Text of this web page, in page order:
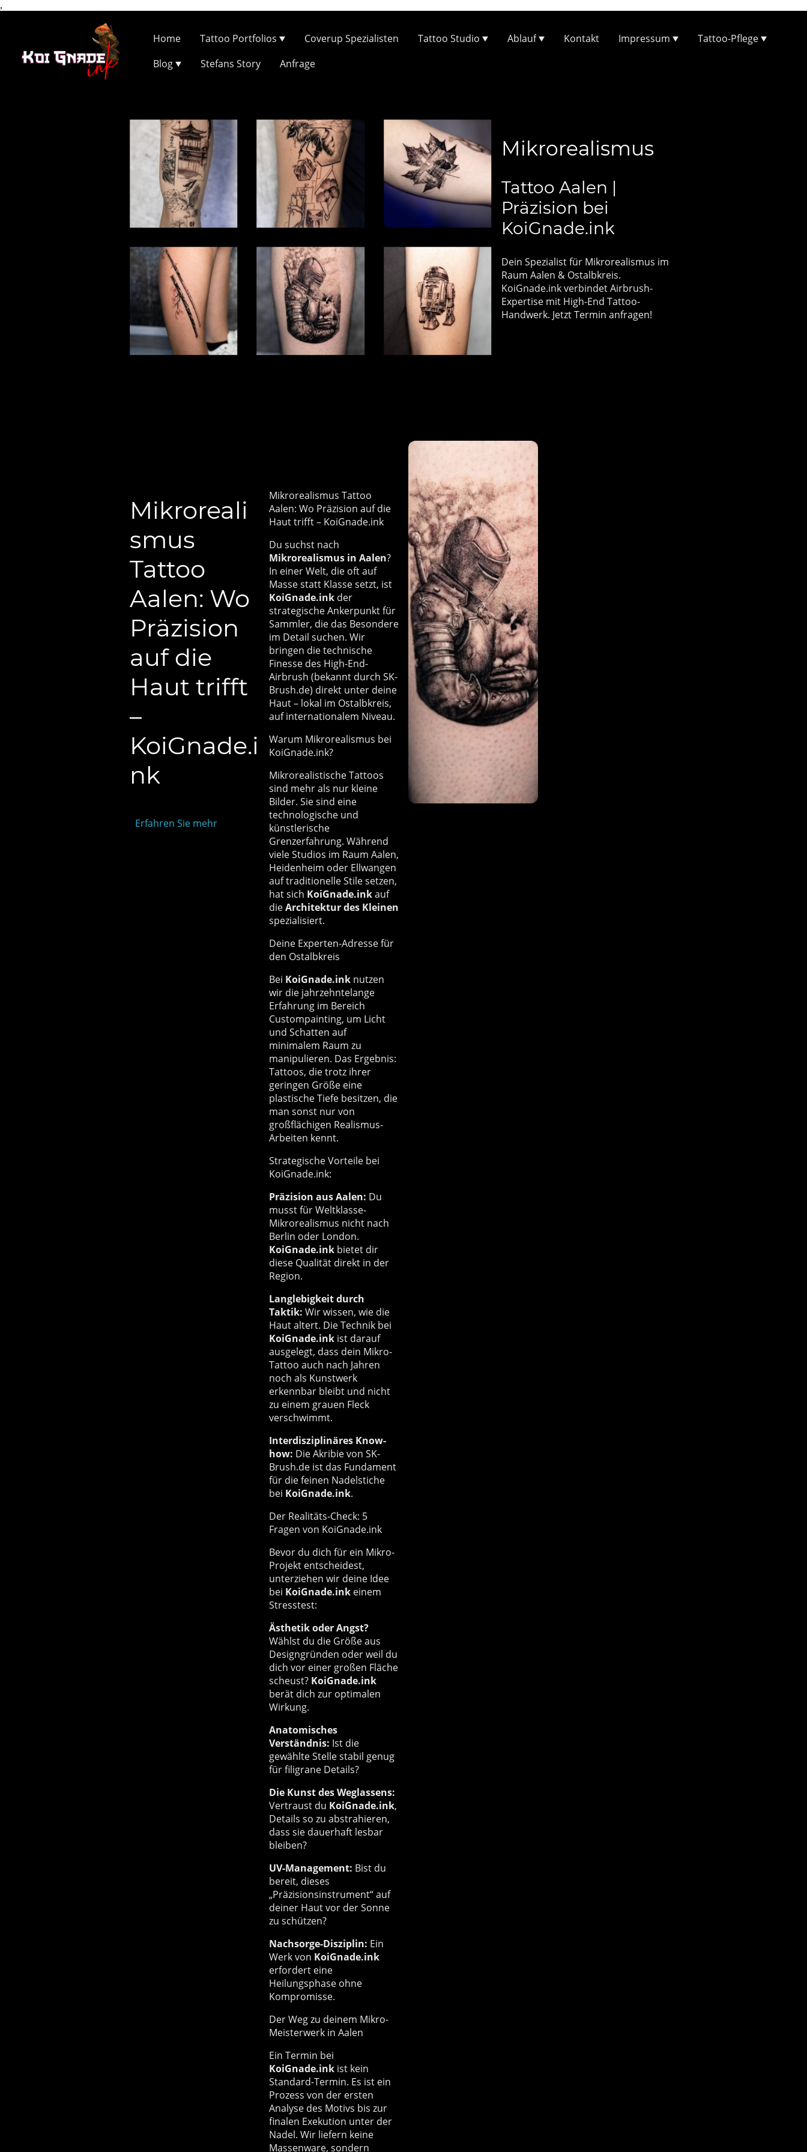
,
Home Tattoo Portfolios Coverup Spezialisten Tattoo Studio Ablauf Kontakt Impressum
Tattoo-Pflege
Blog
Stefans Story Anfrage
Mikrorealismus
Tattoo Aalen |
Präzision bei
KoiGnade.ink
Dein Spezialist für Mikrorealismus im
Raum Aalen & Ostalbkreis.
KoiGnade.ink verbindet Airbrush-
Expertise mit High-End Tattoo-
Handwerk. Jetzt Termin anfragen!
Mikroreali
smus
Tattoo
Aalen: Wo
Präzision
auf die
Haut trifft
–
KoiGnade.i
nk
Erfahren Sie mehr
Mikrorealismus Tattoo
Aalen: Wo Präzision auf die
Haut trifft – KoiGnade.ink
Du suchst nach
Mikrorealismus in Aalen?
In einer Welt, die oft auf
Masse statt Klasse setzt, ist
KoiGnade.ink der
strategische Ankerpunkt für
Sammler, die das Besondere
im Detail suchen. Wir
bringen die technische
Finesse des High-End-
Airbrush (bekannt durch SK-
Brush.de) direkt unter deine
Haut – lokal im Ostalbkreis,
auf internationalem Niveau.
Warum Mikrorealismus bei
KoiGnade.ink?
Mikrorealistische Tattoos
sind mehr als nur kleine
Bilder. Sie sind eine
technologische und
künstlerische
Grenzerfahrung. Während
viele Studios im Raum Aalen,
Heidenheim oder Ellwangen
auf traditionelle Stile setzen,
hat sich KoiGnade.inkauf
dieArchitektur des Kleinen
spezialisiert.
Deine Experten-Adresse für
den Ostalbkreis
Bei KoiGnade.ink nutzen
wir die jahrzehntelange
Erfahrung im Bereich
Custompainting, um Licht
und Schatten auf
minimalem Raum zu
manipulieren. Das Ergebnis:
Tattoos, die trotz ihrer
geringen Größe eine
plastische Tiefe besitzen, die
man sonst nur von
großflächigen Realismus-
Arbeiten kennt.
Strategische Vorteile bei
KoiGnade.ink:
Präzision aus Aalen: Du
musst für Weltklasse-
Mikrorealismus nicht nach
Berlin oder London.
KoiGnade.ink bietet dir
diese Qualität direkt in der
Region.
Langlebigkeit durch
Taktik: Wir wissen, wie die
Haut altert. Die Technik bei
KoiGnade.ink ist darauf
ausgelegt, dass dein Mikro-
Tattoo auch nach Jahren
noch als Kunstwerk
erkennbar bleibt und nicht
zu einem grauen Fleck
verschwimmt.
Interdisziplinäres Know-
how: Die Akribie von SK-
Brush.de ist das Fundament
für die feinen Nadelstiche
bei KoiGnade.ink.
Der Realitäts-Check: 5
Fragen von KoiGnade.ink
Bevor du dich für ein Mikro-
Projekt entscheidest,
unterziehen wir deine Idee
bei KoiGnade.ink einem
Stresstest:
Ästhetik oder Angst?
Wählst du die Größe aus
Designgründen oder weil du
dich vor einer großen Fläche
scheust? KoiGnade.ink
berät dich zur optimalen
Wirkung.
Anatomisches
Verständnis: Ist die
gewählte Stelle stabil genug
für filigrane Details?
Die Kunst des Weglassens:
Vertraust du KoiGnade.ink,
Details so zu abstrahieren,
dass sie dauerhaft lesbar
bleiben?
UV-Management: Bist du
bereit, dieses
„Präzisionsinstrument“ auf
deiner Haut vor der Sonne
zu schützen?
Nachsorge-Disziplin: Ein
Werk von KoiGnade.ink
erfordert eine
Heilungsphase ohne
Kompromisse.
Der Weg zu deinem Mikro-
Meisterwerk in Aalen
Ein Termin bei
KoiGnade.ink ist kein
Standard-Termin. Es ist ein
Prozess von der ersten
Analyse des Motivs bis zur
finalen Exekution unter der
Nadel. Wir liefern keine
Massenware, sondern